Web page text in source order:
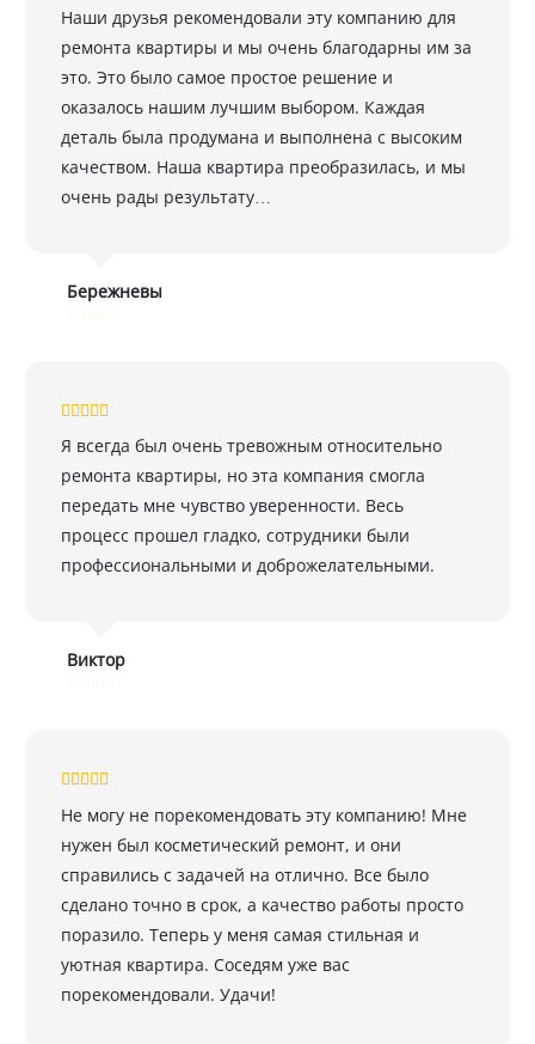
Наши друзья рекомендовали эту компанию для
ремонта квартиры и мы очень благодарны им за
это. Это было самое простое решение и
оказалось нашим лучшим выбором. Каждая
деталь была продумана и выполнена с высоким
качеством. Наша квартира преобразилась, и мы
очень рады результату…
Бережневы
Я всегда был очень тревожным относительно
ремонта квартиры, но эта компания смогла
передать мне чувство уверенности. Весь
процесс прошел гладко, сотрудники были
профессиональными и доброжелательными.
Виктор
Не могу не порекомендовать эту компанию! Мне
нужен был косметический ремонт, и они
справились с задачей на отлично. Все было
сделано точно в срок, а качество работы просто
поразило. Теперь у меня самая стильная и
уютная квартира. Соседям уже вас
порекомендовали. Удачи!